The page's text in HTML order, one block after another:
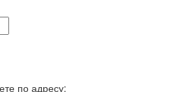
по адресу: